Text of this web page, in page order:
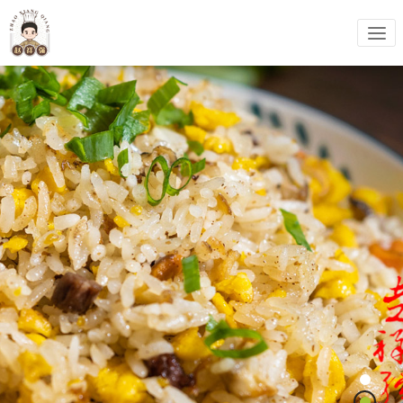
祥强农业
预制菜